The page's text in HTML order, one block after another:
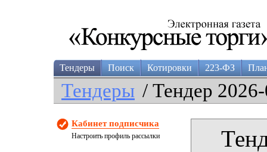
Тендеры Поиск Котировки 223-ФЗ
Тендеры / Тендер
Кабинет подписчика
Настроить профиль рассылки